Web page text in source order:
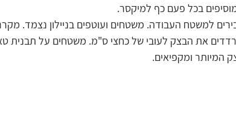
בכל פעם כף למיקסר.
למשטח העבודה. משטחים ועוטפים בניילון נצמד.
מרדדים את הבצק לעובי של כחצי ס"מ. משטחים על תבנית
המיותר ומקפיאים.